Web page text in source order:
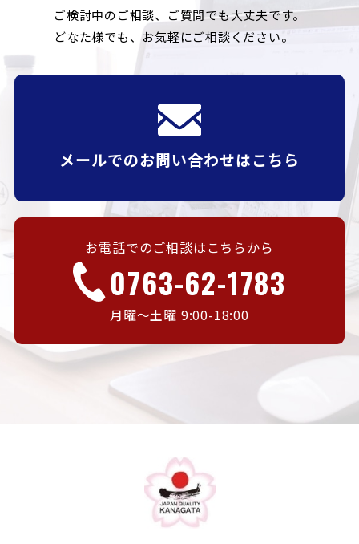
ご検討中のご相談、ご質問でも大丈夫です。
どなた様でも、お気軽にご相談ください。
メールでのお問い合わせはこちら
お電話でのご相談はこちらから
0763-62-1783
月曜〜土曜 9:00-18:00